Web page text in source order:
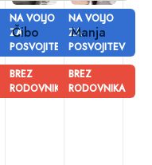
NA VOLJO
ZA
POSVOJITEV
BREZ
RODOVNIKA
Čibo
NA VOLJO
ZA
POSVOJITEV
BREZ
RODOVNIKA
Manja